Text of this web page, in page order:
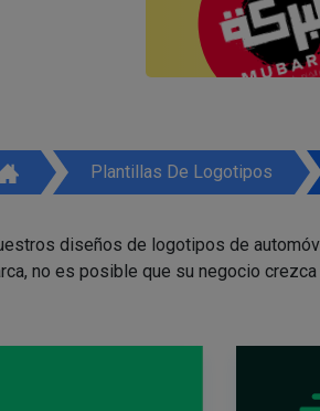
Plantillas De Logotipos
diseños de logotipos de
no es posible que su negocio